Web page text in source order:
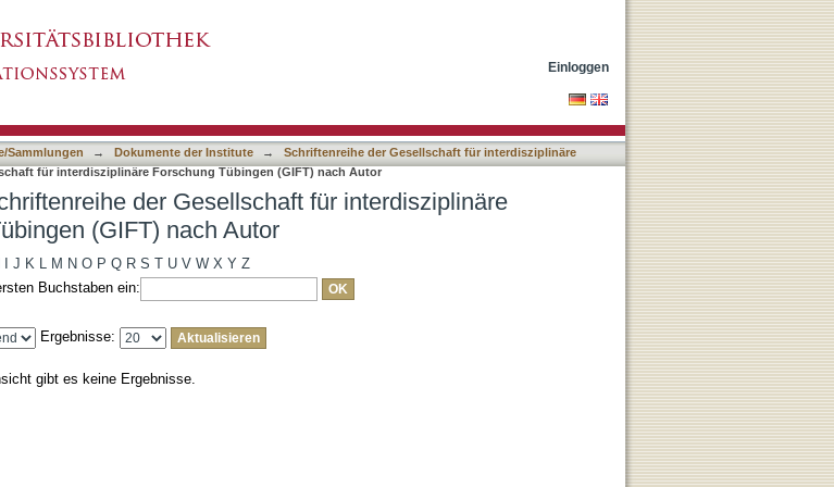
Einloggen
Sammlungen → Dokumente der Institute →
Schriftenreihe der Gesellschaft für interdisziplinäre
für interdisziplinäre Forschung Tübingen (GIFT) nach Autor
der Gesellschaft für interdisziplinäre
(GIFT) nach Autor
J K L M N O P Q R S T U V W X Y Z
Buchstaben ein:
Ergebnisse:
gibt es keine Ergebnisse.